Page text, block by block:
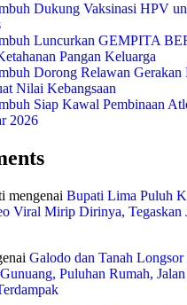
Dukung Vaksinasi HPV
Luncurkan GEMPITA
Pangan Keluarga
Dorong Relawan Gerakan
Nilai Kebangsaan
Siap Kawal Pembinaan
2026
mengenai Bupati Lima Puluh
Viral Mirip Dirinya, Tegaskan
Galodo dan Tanah Longsor
Puluhan Rumah,